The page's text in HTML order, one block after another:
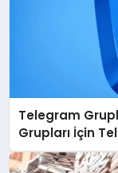
Telegram
Grupları İçin